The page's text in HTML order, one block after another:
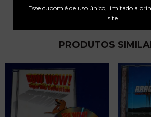
Esse cupom é de uso único, limitado a
site.
PRODUTOS